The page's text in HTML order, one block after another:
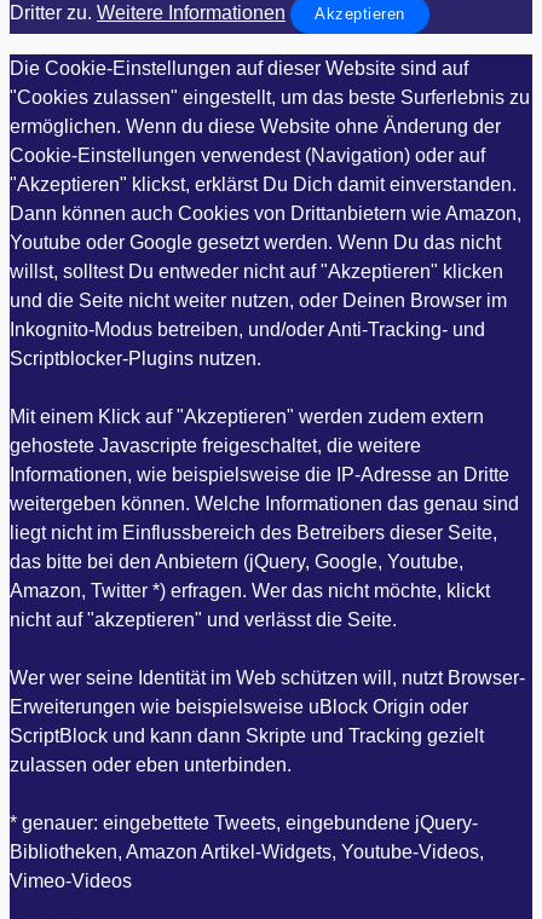
Dritter zu. Weitere Informationen Akzeptieren
Die Cookie-Einstellungen auf dieser Website sind auf
"Cookies zulassen" eingestellt, um das beste Surferlebnis zu
ermöglichen. Wenn du diese Website ohne Änderung der
Cookie-Einstellungen verwendest (Navigation) oder auf
"Akzeptieren" klickst, erklärst Du Dich damit einverstanden.
Dann können auch Cookies von Drittanbietern wie Amazon,
Youtube oder Google gesetzt werden. Wenn Du das nicht
willst, solltest Du entweder nicht auf "Akzeptieren" klicken
und die Seite nicht weiter nutzen, oder Deinen Browser im
Inkognito-Modus betreiben, und/oder Anti-Tracking- und
Scriptblocker-Plugins nutzen.
Mit einem Klick auf "Akzeptieren" werden zudem extern
gehostete Javascripte freigeschaltet, die weitere
Informationen, wie beispielsweise die IP-Adresse an Dritte
weitergeben können. Welche Informationen das genau sind
liegt nicht im Einflussbereich des Betreibers dieser Seite,
das bitte bei den Anbietern (jQuery, Google, Youtube,
Amazon, Twitter *) erfragen. Wer das nicht möchte, klickt
nicht auf "akzeptieren" und verlässt die Seite.
Wer wer seine Identität im Web schützen will, nutzt Browser-
Erweiterungen wie beispielsweise uBlock Origin oder
ScriptBlock und kann dann Skripte und Tracking gezielt
zulassen oder eben unterbinden.
* genauer: eingebettete Tweets, eingebundene jQuery-
Bibliotheken, Amazon Artikel-Widgets, Youtube-Videos,
Vimeo-Videos